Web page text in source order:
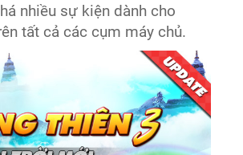
nhiều sự kiện dành cho
tất cả các cụm máy chủ.